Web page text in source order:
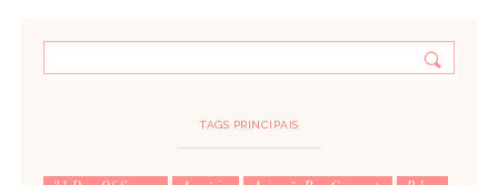
TAGS PRINCIPAIS